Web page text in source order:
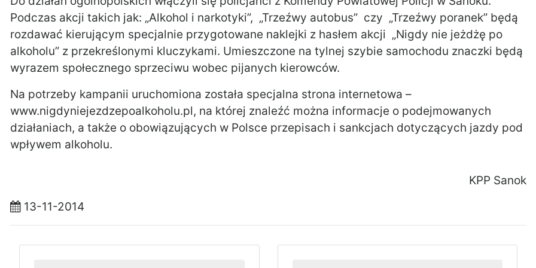
Podczas akcji takich jak: „Alkohol i narkotyki”, „Trzeźwy autobus” czy „Trzeźwy poranek” będą
rozdawać kierującym specjalnie przygotowane naklejki z hasłem akcji „Nigdy nie jeżdżę po
alkoholu” z przekreślonymi kluczykami. Umieszczone na tylnej szybie samochodu znaczki będą
wyrazem społecznego sprzeciwu wobec pijanych kierowców.
Na potrzeby kampanii uruchomiona została specjalna strona internetowa –
www.nigdyniejezdzepoalkoholu.pl, na której znaleźć można informacje o podejmowanych
działaniach, a także o obowiązujących w Polsce przepisach i sankcjach dotyczących jazdy pod
wpływem alkoholu.
KPP Sanok
13-11-2014